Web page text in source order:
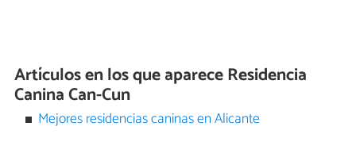
Artículos en los que aparece Residencia
Canina Can-Cun
Mejores residencias caninas en Alicante